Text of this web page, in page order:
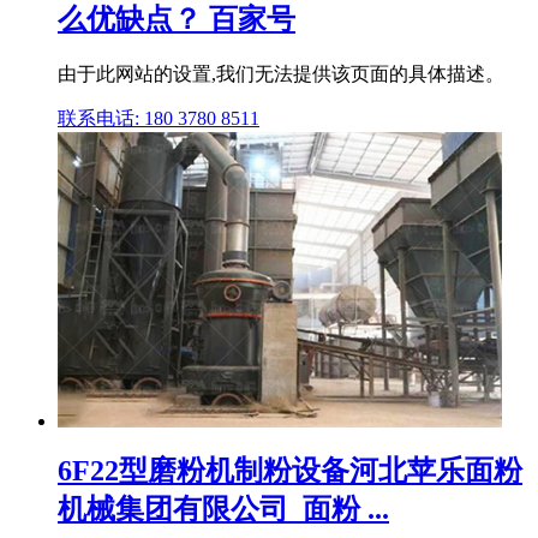
么优缺点？ 百家号
由于此网站的设置,我们无法提供该页面的具体描述。
联系电话: 180 3780 8511
6F22型磨粉机制粉设备河北苹乐面粉
机械集团有限公司_面粉 ...